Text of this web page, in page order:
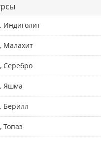
Индиголит
Малахит
Серебро
Яшма
Берилл
Топаз